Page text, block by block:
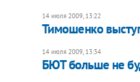
14 июля 2009, 13:22
Тимошенко
14 июля 2009, 13:34
БЮТ больше не